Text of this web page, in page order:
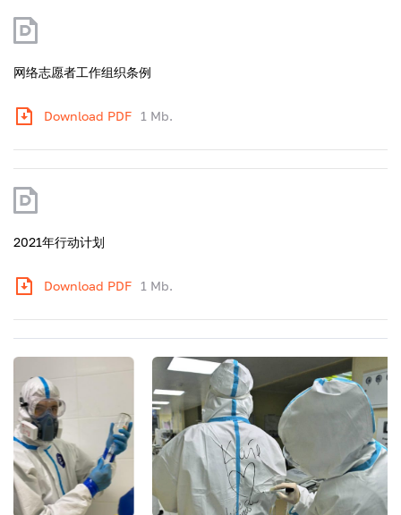
网络志愿者工作组织条例
Download PDF 1 Mb.
2021年行动计划
Download PDF 1 Mb.